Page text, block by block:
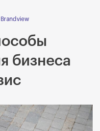
бизнеса